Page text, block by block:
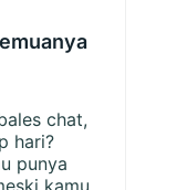
chat,
hari?
punya